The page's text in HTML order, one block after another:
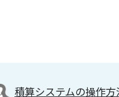
積算システムの操作